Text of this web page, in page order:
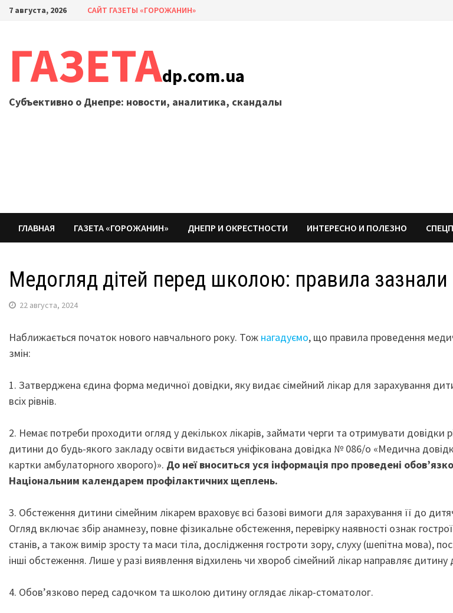
Перейти
7 августа, 2026 САЙТ ГАЗЕТЫ «ГОРОЖАНИН»
ГАЗЕТАdp.com.ua
Субъективно о Днепре: новости, аналитика, скандалы
ГЛАВНАЯ ГАЗЕТА «ГОРОЖАНИН» ДНЕПР И ОКРЕСТНОСТИ ИНТЕРЕСНО И ПОЛЕЗНО
Медогляд дітей перед школою: правила зазнали
22 августа, 2024
Наближається початок нового навчального року. Тож нагадуємо, що правила проведення
змін:
1. Затверджена єдина форма медичної довідки, яку видає сімейний лікар для зарахування
всіх рівнів.
2. Немає потреби проходити огляд у декількох лікарів, займати черги та отримувати довідки
дитини до будь-якого закладу освіти видається уніфікована довідка № 086/о «Медична
картки амбулаторного хворого)». До неї вноситься уся інформація про проведені
Національним календарем профілактичних щеплень.
3. Обстеження дитини сімейним лікарем враховує всі базові вимоги для зарахування її до
Огляд включає збір анамнезу, повне фізикальне обстеження, перевірку наявності ознак
станів, а також вимір зросту та маси тіла, дослідження гостроти зору, слуху (шепітна мова),
інші обстеження. Лише у разі виявлення відхилень чи хвороб сімейний лікар направляє дитину
4. Обов’язково перед садочком та школою дитину оглядає лікар-стоматолог.